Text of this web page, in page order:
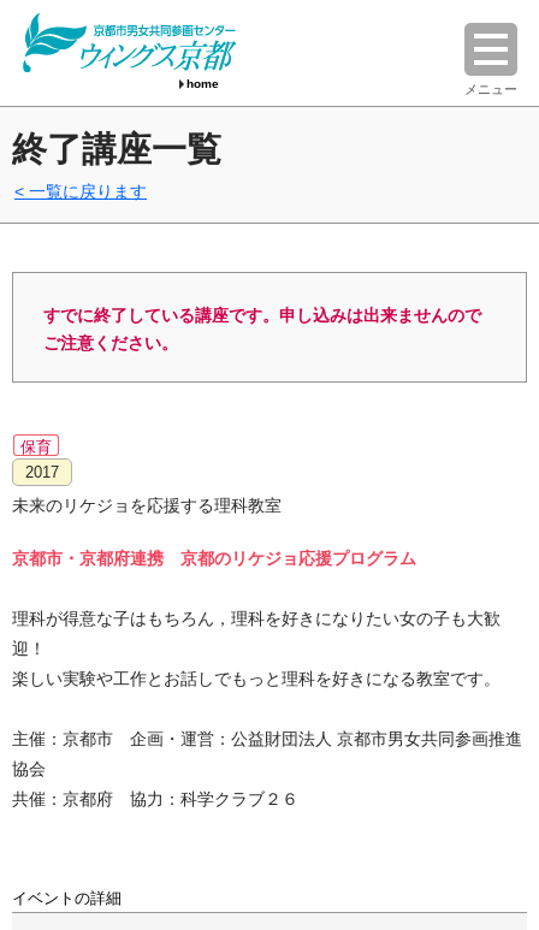
home メニュー
終了講座一覧
一覧に戻ります
すでに終了している講座です。申し込みは出来ませんので
ご注意ください。
保育
2017
未来のリケジョを応援する理科教室
京都市・京都府連携 京都のリケジョ応援プログラム
理科が得意な子はもちろん，理科を好きになりたい女の子も大歓
迎！
楽しい実験や工作とお話しでもっと理科を好きになる教室です。
主催：京都市 企画・運営：公益財団法人 京都市男女共同参画推進
協会
共催：京都府 協力：科学クラブ２６
イベントの詳細